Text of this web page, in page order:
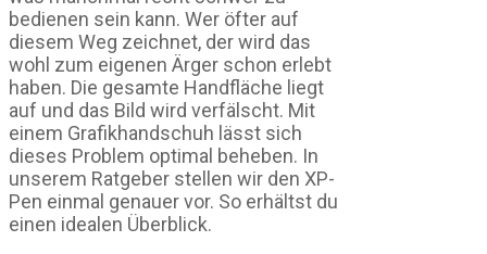
bedienen sein kann. Wer öfter auf
diesem Weg zeichnet, der wird das
wohl zum eigenen Ärger schon erlebt
haben. Die gesamte Handfläche liegt
auf und das Bild wird verfälscht. Mit
einem Grafikhandschuh lässt sich
dieses Problem optimal beheben. In
unserem Ratgeber stellen wir den XP-
Pen einmal genauer vor. So erhältst du
einen idealen Überblick.